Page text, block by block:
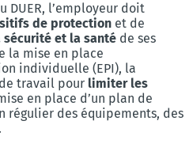
DUER, l’employeur doit
de protection et de
sécurité et la santé de ses
la mise en place
individuelle (EPI), la
travail pour limiter les
en place d’un plan de
régulier des équipements, des